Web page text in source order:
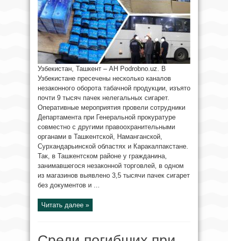
Узбекистан, Ташкент – АН Podrobno.uz. В
Узбекистане пресечены несколько каналов
незаконного оборота табачной продукции, изъято
почти 9 тысяч пачек нелегальных сигарет.
Оперативные мероприятия провели сотрудники
Департамента при Генеральной прокуратуре
совместно с другими правоохранительными
органами в Ташкентской, Наманганской,
Сурхандарьинской областях и Каракалпакстане.
Так, в Ташкентском районе у гражданина,
занимавшегося незаконной торговлей, в одном
из магазинов выявлено 3,5 тысячи пачек сигарет
без документов и ...
Читать далее »